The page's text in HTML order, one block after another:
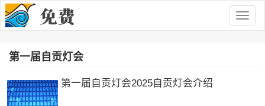
第一届自贡灯会
第一届自贡灯会2025自贡灯会介绍